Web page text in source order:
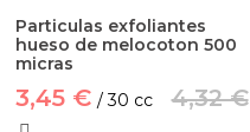
Particulas exfoliantes
hueso de melocoton 500
micras
3,45 € / 30 cc 4,32 €